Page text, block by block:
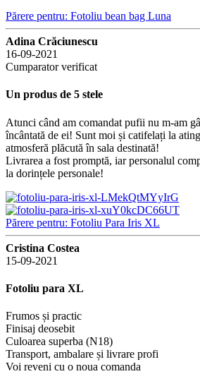
Părere pentru: Fotoliu bean bag Luna
Adina Crăciunescu
16-09-2021
Cumparator verificat
Un produs de 5 stele
Atunci când am comandat pufii nu m-am
încântată de ei! Sunt moi și catifelați la
atmosferă plăcută în sala destinată!
Livrarea a fost promptă, iar personalul
la dorințele personale!
Părere pentru: Fotoliu Para Iris XL
Cristina Costea
15-09-2021
Fotoliu para XL
Frumos și practic
Finisaj deosebit
Culoarea superba (N18)
Transport, ambalare și livrare profi
Voi reveni cu o noua comanda